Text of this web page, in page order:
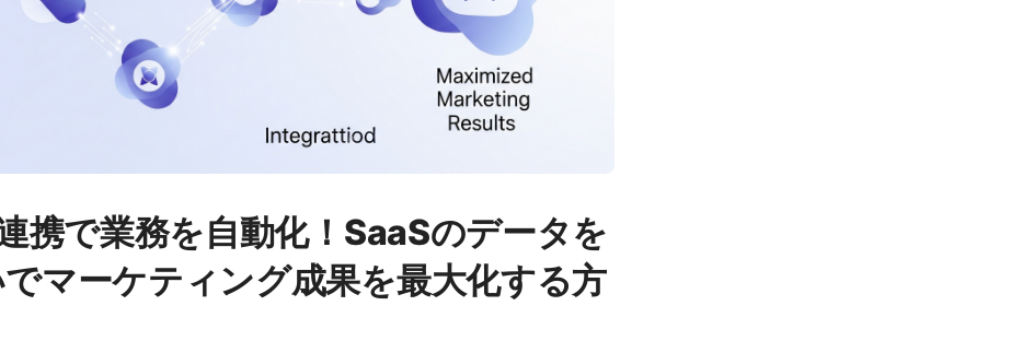
携で業務を自動化！SaaSのデータを
マーケティング成果を最大化する方